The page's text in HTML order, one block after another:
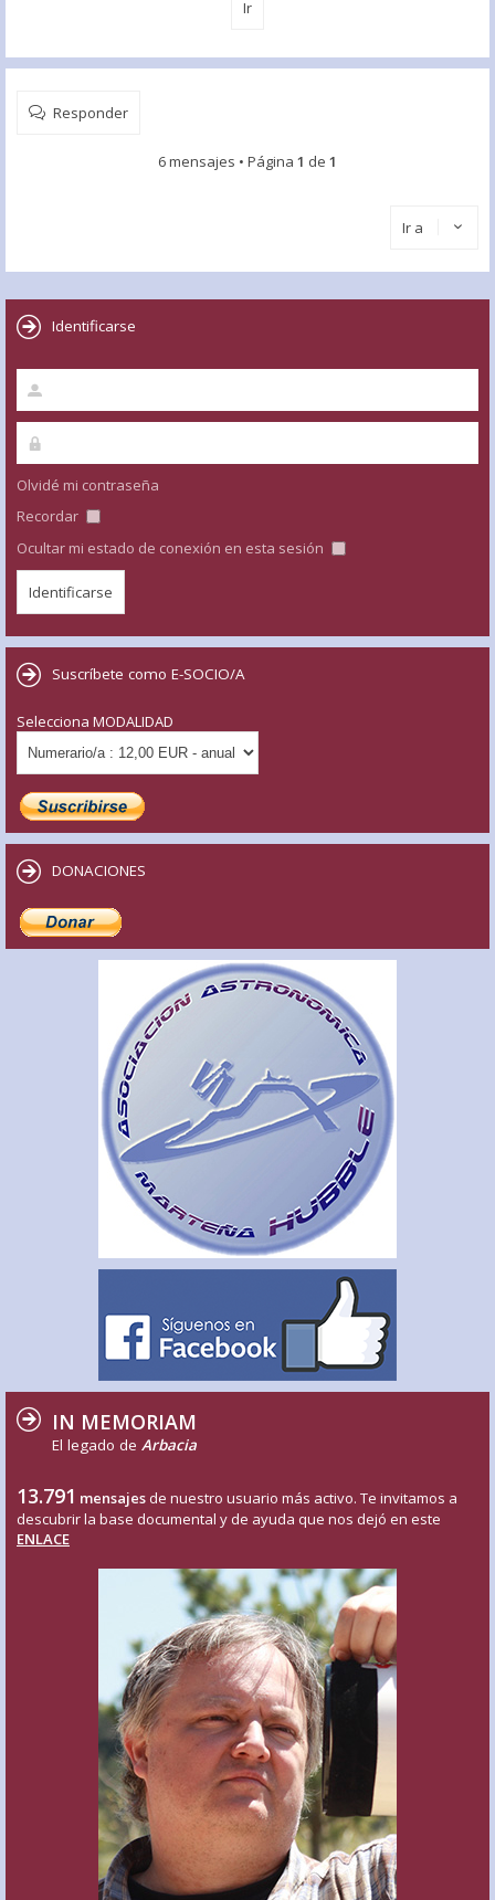
Responder
6 mensajes • Página 1 de 1
Ir a
Identificarse
Olvidé mi contraseña
Recordar
Ocultar mi estado de conexión en esta sesión
Suscríbete como E-SOCIO/A
Selecciona MODALIDAD
DONACIONES
IN MEMORIAM
El legado de Arbacia
13.791 mensajes de nuestro usuario más activo. Te invitamos a
descubrir la base documental y de ayuda que nos dejó en este
ENLACE